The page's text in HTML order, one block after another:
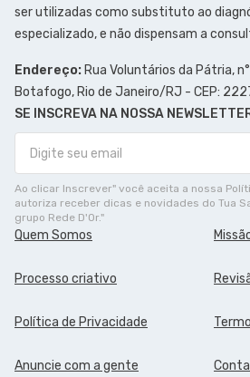
ser utilizadas como substituto ao
especializado, e não dispensam a
Endereço: Rua Voluntários da Pátria,
Botafogo, Rio de Janeiro/RJ - CEP:
SE INSCREVA NA NOSSA
Ao clicar Inscrever" você aceita a nossa
autoriza receber dicas e novidades do Tua
grupo Rede D'Or."
Quem Somos
Processo criativo
Política de Privacidade
Anuncie com a gente